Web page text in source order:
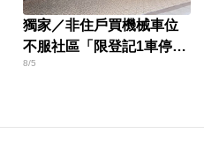
獨家／非住戶買機械車位
不服社區「限登記1車停」
報警
8/5